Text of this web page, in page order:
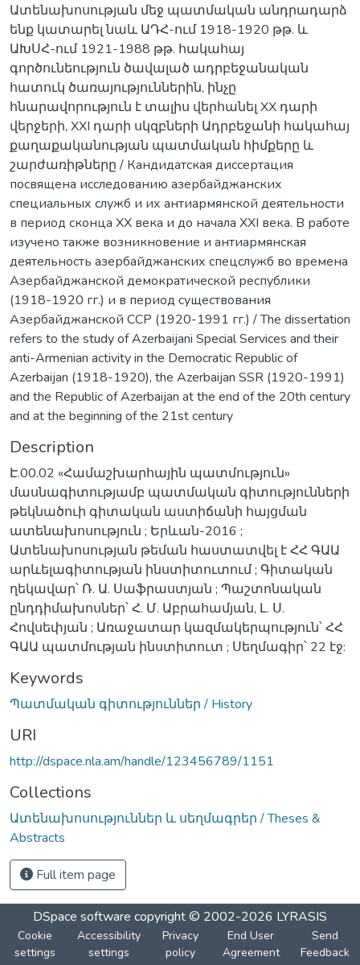
Ատենախոսության մեջ պատմական անդրադարձ
ենք կատարել նաև ԱԴՀ-ում 1918-1920 թթ. և
ԱԽՍՀ-ում 1921-1988 թթ. հակահայ
գործունեություն ծավալած ադրբեջանական
հատուկ ծառայություններին, ինչը
հնարավորություն է տալիս վերհանել XX դարի
վերջերի, XXI դարի սկզբների Ադրբեջանի հակահայ
քաղաքականության պատմական հիմքերը և
շարժառիթները / Кандидатская диссертация
посвящена исследованию азербайджанских
специальных служб и их антиармянской деятельности
в период сконца XX века и до начала XXI века. В работе
изучено также возникновение и антиармянская
деятельность азербайджанских спецслужб во времена
Азербайджанской демократической республики
(1918-1920 гг.) и в период существования
Азербайджанской ССР (1920-1991 гг.) / The dissertation
refers to the study of Azerbaijani Special Services and their
anti-Armenian activity in the Democratic Republic of
Azerbaijan (1918-1920), the Azerbaijan SSR (1920-1991)
and the Republic of Azerbaijan at the end of the 20th century
and at the beginning of the 21st century
Description
Է.00.02 «Համաշխարհային պատմություն»
մասնագիտությամբ պատմական գիտությունների
թեկնածուի գիտական աստիճանի հայցման
ատենախոսություն ; Երևան-2016 ;
Ատենախոսության թեման հաստատվել է ՀՀ ԳԱԱ
արևելագիտության ինստիտուտում ; Գիտական
ղեկավար՝ Ռ. Ա. Սաֆրաստյան ; Պաշտոնական
ընդդիմախոսներ՝ Հ. Մ. Աբրահամյան, Լ. Ս.
Հովսեփյան ; Առաջատար կազմակերպություն՝ ՀՀ
ԳԱԱ պատմության ինստիտուտ ; Սեղմագիր՝ 22 էջ:
Keywords
Պատմական գիտություններ / History
URI
http://dspace.nla.am/handle/123456789/1151
Collections
Ատենախոսություններ և սեղմագրեր / Theses &
Abstracts
Full item page
DSpace software copyright © 2002-2026 LYRASIS
Cookie
settings
Accessibility
settings
Privacy
policy
End User
Agreement
Send
Feedback